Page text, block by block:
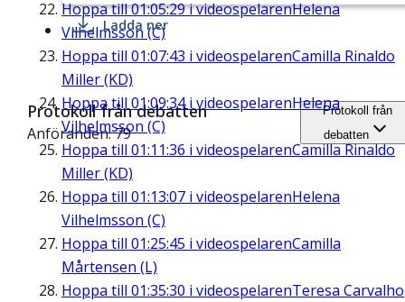
Hoppa till01:05:29i videospelarenHelena
Vilhelmsson (C)
Hoppa till 01:07:43 i videospelarenCamilla Rinaldo
Miller (KD)
Hoppa till 01:09:34i videospelarenHelena
Vilhelmsson (C)
Hoppa till 01:11:36 i videospelarenCamilla Rinaldo
Miller (KD)
Hoppa till 01:13:07 i videospelarenHelena
Vilhelmsson (C)
Hoppa till 01:25:45 i videospelarenCamilla
Mårtensen (L)
Hoppa till 01:35:30 i videospelarenTeresa Carvalho
Ladda ner
Protokoll från debatten
Anföranden: 79
Protokoll från
debatten